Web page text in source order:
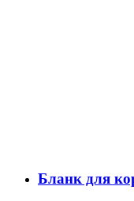
Бланк для